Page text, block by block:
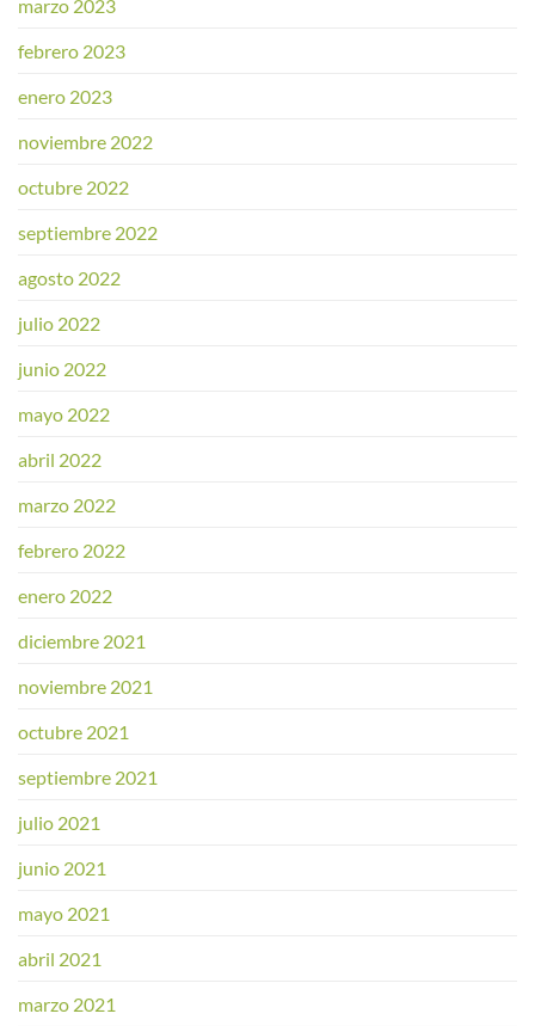
marzo 2023
febrero 2023
enero 2023
noviembre 2022
octubre 2022
septiembre 2022
agosto 2022
julio 2022
junio 2022
mayo 2022
abril 2022
marzo 2022
febrero 2022
enero 2022
diciembre 2021
noviembre 2021
octubre 2021
septiembre 2021
julio 2021
junio 2021
mayo 2021
abril 2021
marzo 2021